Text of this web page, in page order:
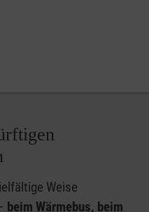
Weise
beim Wärmebus, beim